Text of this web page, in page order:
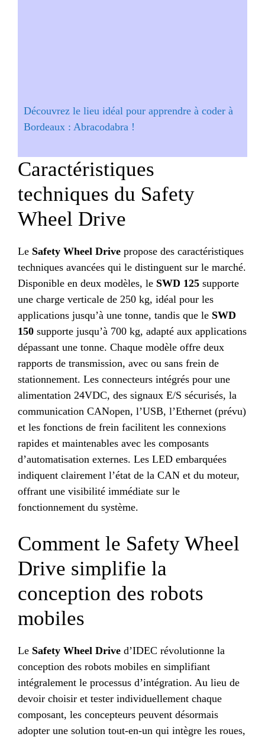
Découvrez le lieu idéal pour apprendre à coder à
Bordeaux : Abracodabra !
Caractéristiques
techniques du Safety
Wheel Drive
Le Safety Wheel Drive propose des caractéristiques
techniques avancées qui le distinguent sur le marché.
Disponible en deux modèles, le SWD 125 supporte
une charge verticale de 250 kg, idéal pour les
applications jusqu’à une tonne, tandis que le SWD
150 supporte jusqu’à 700 kg, adapté aux applications
dépassant une tonne. Chaque modèle offre deux
rapports de transmission, avec ou sans frein de
stationnement. Les connecteurs intégrés pour une
alimentation 24VDC, des signaux E/S sécurisés, la
communication CANopen, l’USB, l’Ethernet (prévu)
et les fonctions de frein facilitent les connexions
rapides et maintenables avec les composants
d’automatisation externes. Les LED embarquées
indiquent clairement l’état de la CAN et du moteur,
offrant une visibilité immédiate sur le
fonctionnement du système.
Comment le Safety Wheel
Drive simplifie la
conception des robots
mobiles
Le Safety Wheel Drive d’IDEC révolutionne la
conception des robots mobiles en simplifiant
intégralement le processus d’intégration. Au lieu de
devoir choisir et tester individuellement chaque
composant, les concepteurs peuvent désormais
adopter une solution tout-en-un qui intègre les roues,